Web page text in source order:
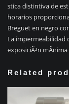
stica distintiva de
horarios
Breguet en negro
La impermeabilidad
exposiciÃ³n mÃ­nima
Related